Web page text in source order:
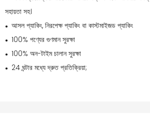
সহায়তা সহ।
● আসল প্যাকিং, নিরপেক্ষ প্যাকিং বা কাস্টমাইজড প্যাকিং
● 100% পণ্যের গুণমান সুরক্ষা
● 100% অন-টাইম চালান সুরক্ষা
● 24 ঘন্টার মধ্যে দ্রুত প্রতিক্রিয়া;